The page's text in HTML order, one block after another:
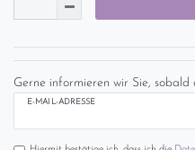
Gerne informieren wir Sie,
E-MAIL-ADRESSE